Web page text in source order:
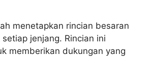
menetapkan rincian besaran
jenjang. Rincian ini
memberikan dukungan yang